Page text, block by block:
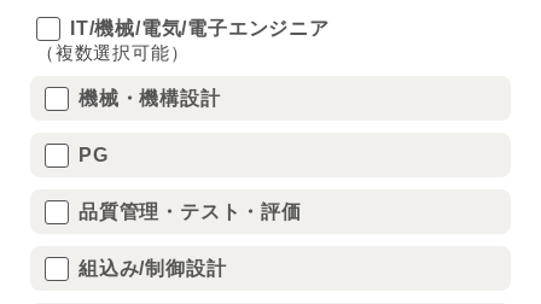
IT/機械/電気/電子エンジニア
（複数選択可能）
機械・機構設計
PG
品質管理・テスト・評価
組込み/制御設計